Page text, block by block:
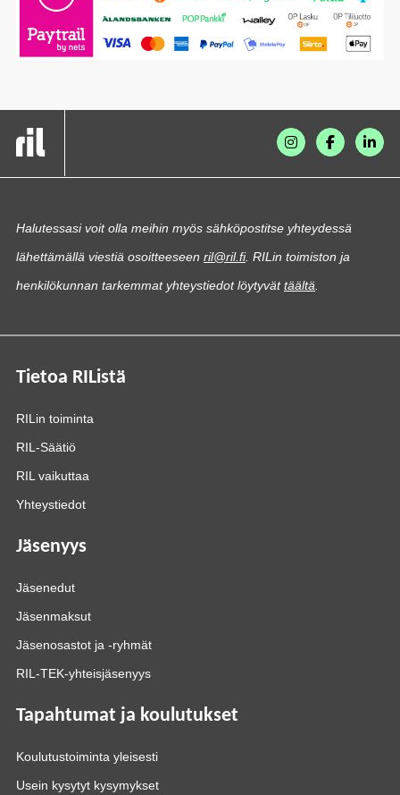
Halutessasi voit olla meihin myös sähköpostitse yhteydessä
lähettämällä viestiä osoitteeseen ril@ril.fi. RILin toimiston ja
henkilökunnan tarkemmat yhteystiedot löytyvättäältä
Tietoa RIListä
RILin toiminta
RIL-Säätiö
RIL vaikuttaa
Yhteystiedot
Jäsenyys
Jäsenedut
Jäsenmaksut
Jäsenosastot ja -ryhmät
RIL-TEK-yhteisjäsenyys
Tapahtumat ja koulutukset
Koulutustoiminta yleisesti
Usein kysytyt kysymykset